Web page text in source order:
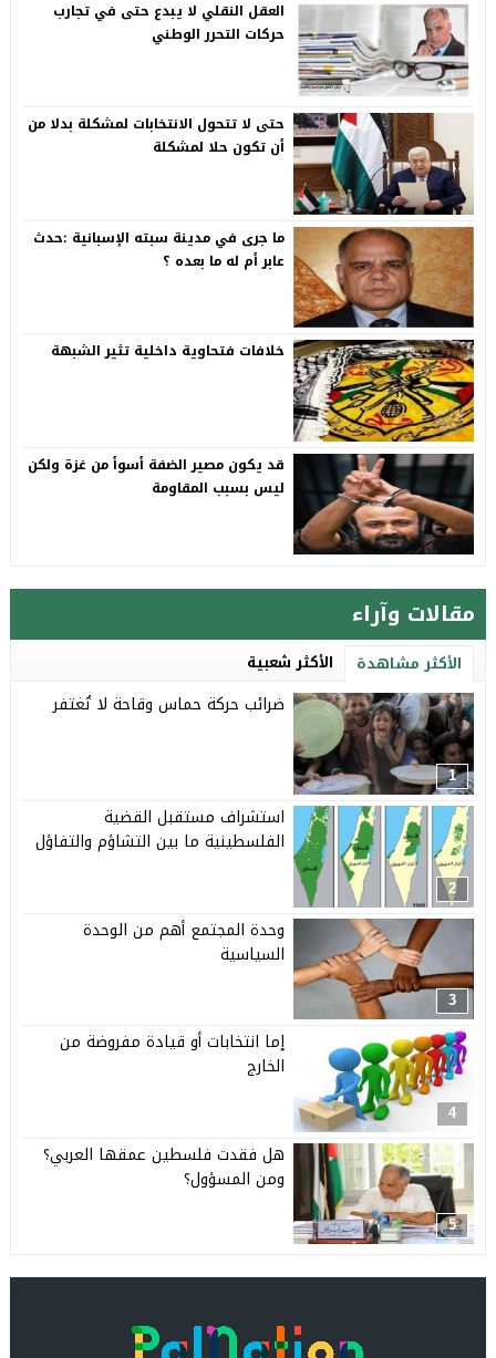
العقل النقلي لا يبدع حتى في تجارب
حركات التحرر الوطني
حتى لا تتحول الانتخابات لمشكلة بدلا من
أن تكون حلا لمشكلة
ما جرى في مدينة سبته الإسبانية :حدث
عابر أم له ما بعده ؟
خلافات فتحاوية داخلية تثير الشبهة
قد يكون مصير الضفة أسوأ من غزة ولكن
ليس بسبب المقاومة
مقالات وآراء
الأكثر مشاهدة الأكثر شعبية
1
ضرائب حركة حماس وقاحة لا تُغتفر
2
استشراف مستقبل القضية
الفلسطينية ما بين التشاؤم والتفاؤل
3
وحدة المجتمع أهم من الوحدة
السياسية
4
إما انتخابات أو قيادة مفروضة من
الخارج
5
هل فقدت فلسطين عمقها العربي؟
ومن المسؤول؟